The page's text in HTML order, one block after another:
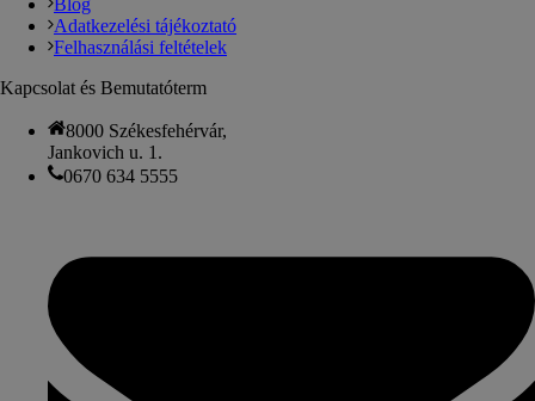
Blog
Adatkezelési tájékoztató
Felhasználási feltételek
Kapcsolat és Bemutatóterm
8000 Székesfehérvár,
Jankovich u. 1.
0670 634 5555